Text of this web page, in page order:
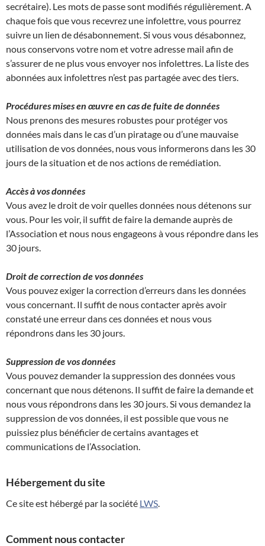
secrétaire). Les mots de passe sont modifiés régulièrement. A
chaque fois que vous recevrez une infolettre, vous pourrez
suivre un lien de désabonnement. Si vous vous désabonnez,
nous conservons votre nom et votre adresse mail afin de
s’assurer de ne plus vous envoyer nos infolettres. La liste des
abonnées aux infolettres n’est pas partagée avec des tiers.
Procédures mises en œuvre en cas de fuite de données
Nous prenons des mesures robustes pour protéger vos
données mais dans le cas d’un piratage ou d’une mauvaise
utilisation de vos données, nous vous informerons dans les 30
jours de la situation et de nos actions de remédiation.
Accès à vos données
Vous avez le droit de voir quelles données nous détenons sur
vous. Pour les voir, il suffit de faire la demande auprès de
l’Association et nous nous engageons à vous répondre dans les
30 jours.
Droit de correction de vos données
Vous pouvez exiger la correction d’erreurs dans les données
vous concernant. Il suffit de nous contacter après avoir
constaté une erreur dans ces données et nous vous
répondrons dans les 30 jours.
Suppression de vos données
Vous pouvez demander la suppression des données vous
concernant que nous détenons. Il suffit de faire la demande et
nous vous répondrons dans les 30 jours. Si vous demandez la
suppression de vos données, il est possible que vous ne
puissiez plus bénéficier de certains avantages et
communications de l’Association.
Hébergement du site
Ce site est hébergé par la société LWS.
Comment nous contacter